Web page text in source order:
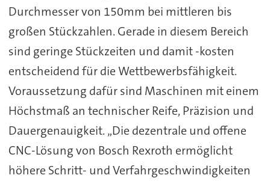
Durchmesser von 150mm bei mittleren bis
großen Stückzahlen. Gerade in diesem Bereich
sind geringe Stückzeiten und damit -kosten
entscheidend für die Wettbewerbsfähigkeit.
Voraussetzung dafür sind Maschinen mit einem
Höchstmaß an technischer Reife, Präzision und
Dauergenauigkeit. „Die dezentrale und offene
CNC-Lösung von Bosch Rexroth ermöglicht
höhere Schritt- und Verfahrgeschwindigkeiten